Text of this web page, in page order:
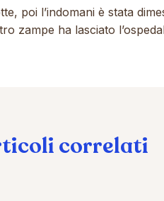
poi l’indomani è stata
zampe ha lasciato
correlati